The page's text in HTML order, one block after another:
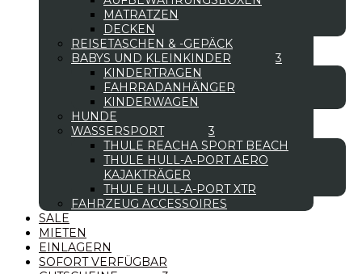
MATRATZEN
DECKEN
REISETASCHEN & -GEPÄCK
BABYS UND KLEINKINDER
KINDERTRAGEN
FAHRRADANHÄNGER
KINDERWAGEN
HUNDE
WASSERSPORT
THULE REACHA SPORT BEACH
THULE HULL-A-PORT AERO
KAJAKTRÄGER
THULE HULL-A-PORT XTR
FAHRZEUG ACCESSOIRES
SALE
MIETEN
EINLAGERN
SOFORT VERFÜGBAR